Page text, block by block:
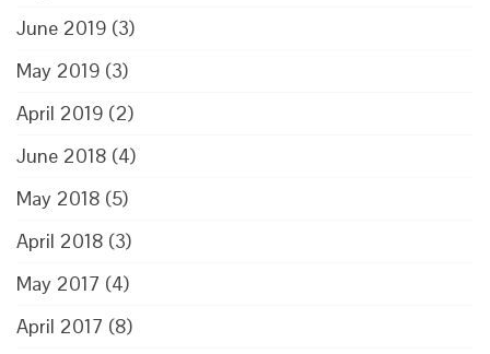
June 2019 (3)
May 2019 (3)
April 2019 (2)
June 2018 (4)
May 2018 (5)
April 2018 (3)
May 2017 (4)
April 2017 (8)